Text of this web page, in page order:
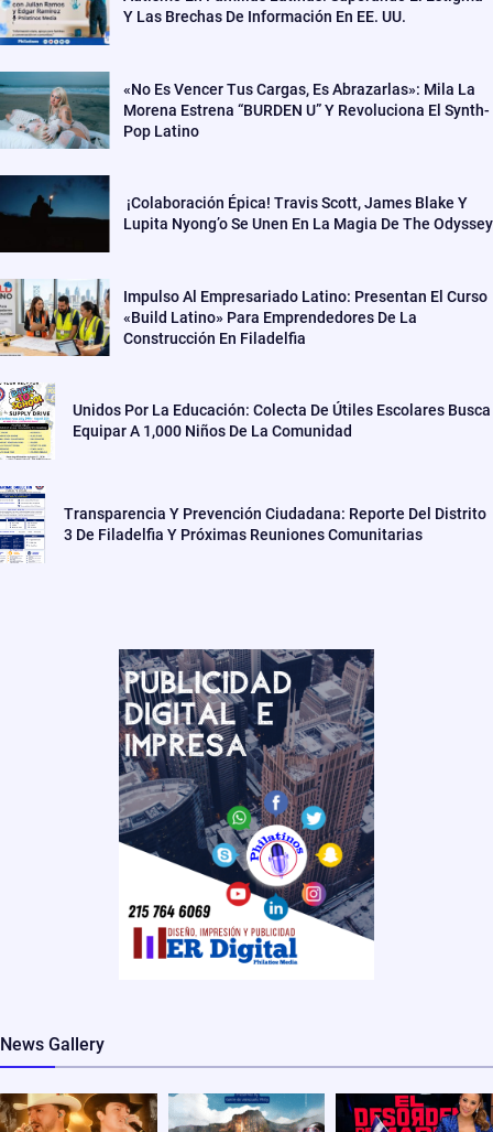
Y Las Brechas De Información En EE. UU.
«No Es Vencer Tus Cargas, Es Abrazarlas»: Mila La
Morena Estrena “BURDEN U” Y Revoluciona El Synth-
Pop Latino
¡Colaboración Épica! Travis Scott, James Blake Y
Lupita Nyong’o Se Unen En La Magia De The Odyssey
Impulso Al Empresariado Latino: Presentan El Curso
«Build Latino» Para Emprendedores De La
Construcción En Filadelfia
Unidos Por La Educación: Colecta De Útiles Escolares Busca
Equipar A 1,000 Niños De La Comunidad
Transparencia Y Prevención Ciudadana: Reporte Del Distrito
3 De Filadelfia Y Próximas Reuniones Comunitarias
News Gallery